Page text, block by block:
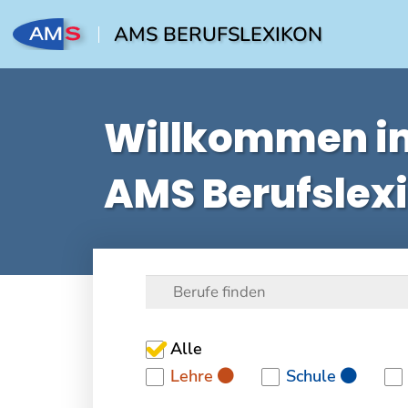
AMS BERUFSLEXIKON
Willkommen
AMS
Alle
Lehre
Schule